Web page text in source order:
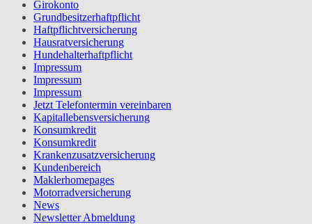
Girokonto
Grundbesitzerhaftpflicht
Haftpflichtversicherung
Hausratversicherung
Hundehalterhaftpflicht
Impressum
Impressum
Impressum
Jetzt Telefontermin vereinbaren
Kapitallebensversicherung
Konsumkredit
Konsumkredit
Krankenzusatzversicherung
Kundenbereich
Maklerhomepages
Motorradversicherung
News
Newsletter Abmeldung